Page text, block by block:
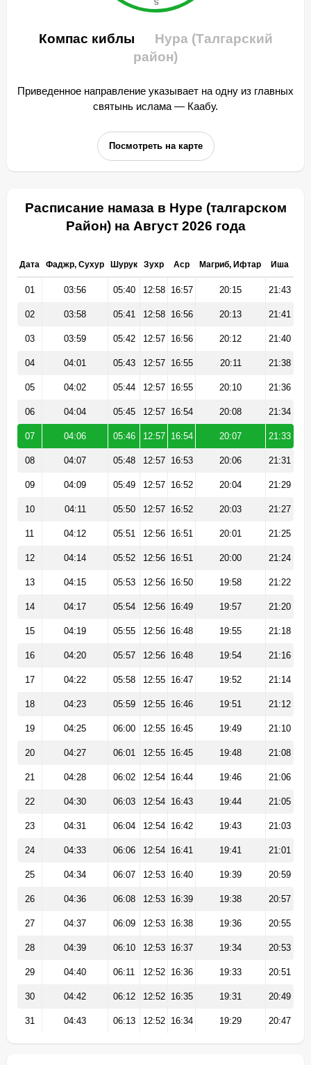
Компас киблы
Нура (Талгарский
район)
Приведенное направление указывает на одну из главных
святынь ислама — Каабу.
Посмотреть на карте
Расписание намаза в Нуре (талгарском
Район) на Август 2026 года
Дата Фаджр, Сухур Шурук Зухр Аср Магриб, Ифтар Иша
01 03:56 05:40 12:58 16:57 20:15 21:43
02 03:58 05:41 12:58 16:56 20:13 21:41
03 03:59 05:42 12:57 16:56 20:12 21:40
04 04:01 05:43 12:57 16:55 20:11 21:38
05 04:02 05:44 12:57 16:55 20:10 21:36
06 04:04 05:45 12:57 16:54 20:08 21:34
07 04:06 05:46 12:57 16:54 20:07 21:33
08 04:07 05:48 12:57 16:53 20:06 21:31
09 04:09 05:49 12:57 16:52 20:04 21:29
10 04:11 05:50 12:57 16:52 20:03 21:27
11 04:12 05:51 12:56 16:51 20:01 21:25
12 04:14 05:52 12:56 16:51 20:00 21:24
13 04:15 05:53 12:56 16:50 19:58 21:22
14 04:17 05:54 12:56 16:49 19:57 21:20
15 04:19 05:55 12:56 16:48 19:55 21:18
16 04:20 05:57 12:56 16:48 19:54 21:16
17 04:22 05:58 12:55 16:47 19:52 21:14
18 04:23 05:59 12:55 16:46 19:51 21:12
19 04:25 06:00 12:55 16:45 19:49 21:10
20 04:27 06:01 12:55 16:45 19:48 21:08
21 04:28 06:02 12:54 16:44 19:46 21:06
22 04:30 06:03 12:54 16:43 19:44 21:05
23 04:31 06:04 12:54 16:42 19:43 21:03
24 04:33 06:06 12:54 16:41 19:41 21:01
25 04:34 06:07 12:53 16:40 19:39 20:59
26 04:36 06:08 12:53 16:39 19:38 20:57
27 04:37 06:09 12:53 16:38 19:36 20:55
28 04:39 06:10 12:53 16:37 19:34 20:53
29 04:40 06:11 12:52 16:36 19:33 20:51
30 04:42 06:12 12:52 16:35 19:31 20:49
31 04:43 06:13 12:52 16:34 19:29 20:47